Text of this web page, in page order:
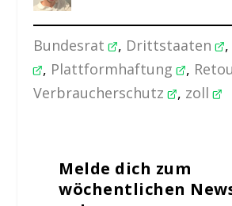
Bundesrat , Drittstaaten ,
, Plattformhaftung ,
Verbraucherschutz , zoll
Melde dich zum
wöchentlichen